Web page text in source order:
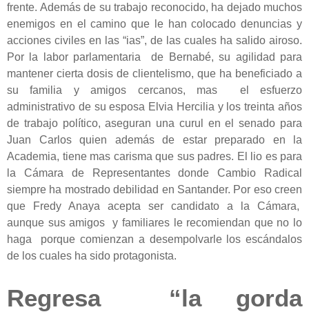
frente. Además de su trabajo reconocido, ha dejado muchos
enemigos en el camino que le han colocado denuncias y
acciones civiles en las “ias”, de las cuales ha salido airoso.
Por la labor parlamentaria de Bernabé, su agilidad para
mantener cierta dosis de clientelismo, que ha beneficiado a
su familia y amigos cercanos, mas el esfuerzo
administrativo de su esposa Elvia Hercilia y los treinta años
de trabajo político, aseguran una curul en el senado para
Juan Carlos quien además de estar preparado en la
Academia, tiene mas carisma que sus padres. El lio es para
la Cámara de Representantes donde Cambio Radical
siempre ha mostrado debilidad en Santander. Por eso creen
que Fredy Anaya acepta ser candidato a la Cámara,
aunque sus amigos y familiares le recomiendan que no lo
haga porque comienzan a desempolvarle los escándalos
de los cuales ha sido protagonista.
Regresa “la gorda